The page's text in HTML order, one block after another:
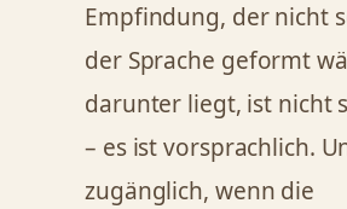
Empfindung, der nicht
der Sprache geformt
darunter liegt, ist nicht
– es ist vorsprachlich.
zugänglich, wenn die